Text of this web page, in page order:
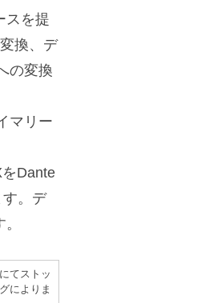
スを提
換、デ
の変換
マリー
Dante
。デ
てストッ
によりま